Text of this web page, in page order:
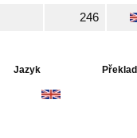
246
Jazyk Překlad